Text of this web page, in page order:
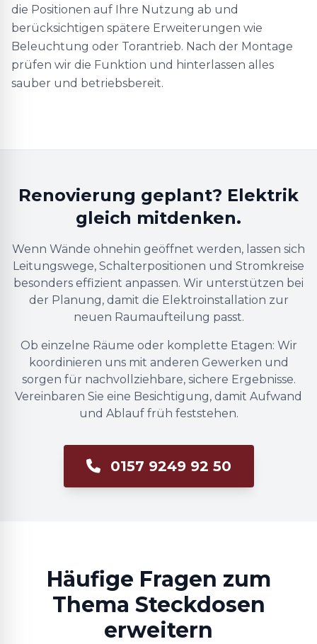
die Positionen auf Ihre Nutzung ab und
berücksichtigen spätere Erweiterungen wie
Beleuchtung oder Torantrieb. Nach der Montage
prüfen wir die Funktion und hinterlassen alles
sauber und betriebsbereit.
Renovierung geplant? Elektrik
gleich mitdenken.
Wenn Wände ohnehin geöffnet werden, lassen sich
Leitungswege, Schalterpositionen und Stromkreise
besonders effizient anpassen. Wir unterstützen bei
der Planung, damit die Elektroinstallation zur
neuen Raumaufteilung passt.
Ob einzelne Räume oder komplette Etagen: Wir
koordinieren uns mit anderen Gewerken und
sorgen für nachvollziehbare, sichere Ergebnisse.
Vereinbaren Sie eine Besichtigung, damit Aufwand
und Ablauf früh feststehen.
0157 9249 92 50
Häufige Fragen zum
Thema Steckdosen
erweitern